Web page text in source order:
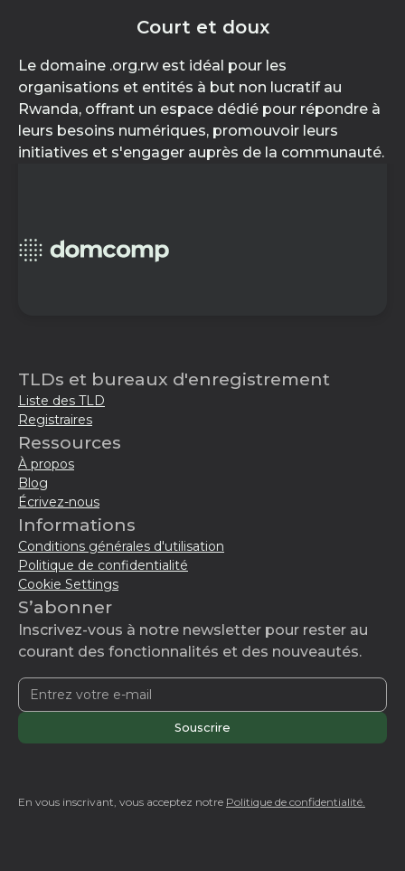
Court et doux
Le domaine .org.rw est idéal pour les
organisations et entités à but non lucratif au
Rwanda, offrant un espace dédié pour répondre à
leurs besoins numériques, promouvoir leurs
initiatives et s'engager auprès de la communauté.
TLDs et bureaux d'enregistrement
Liste des TLD
Registraires
Ressources
À propos
Blog
Écrivez-nous
Informations
Conditions générales d'utilisation
Politique de confidentialité
Cookie Settings
S’abonner
Inscrivez-vous à notre newsletter pour rester au
courant des fonctionnalités et des nouveautés.
En vous inscrivant, vous acceptez notre Politique de confidentialité.